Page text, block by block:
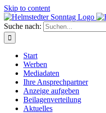
Skip to content
Suche nach:
Start
Werben
Mediadaten
Ihre Ansprechpartner
Anzeige aufgeben
Beilagenverteilung
Aktuelles